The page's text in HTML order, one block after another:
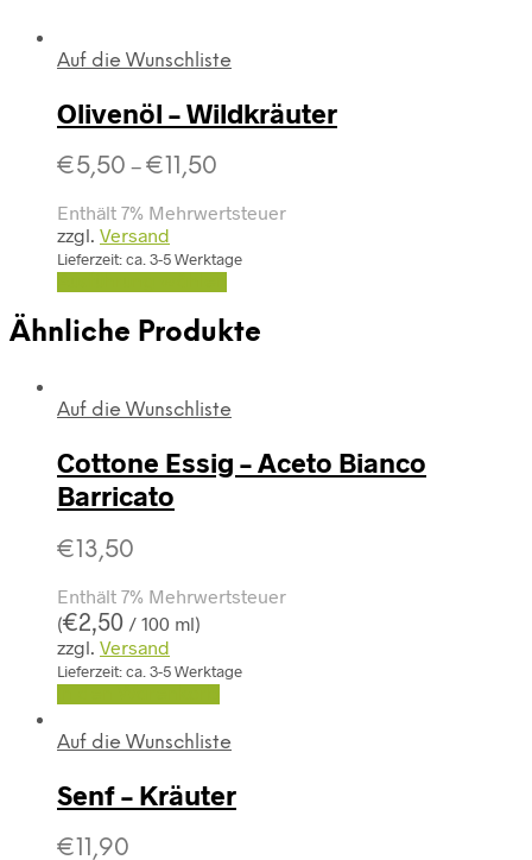
Auf die Wunschliste
Olivenöl – Wildkräuter
€5,50 – €11,50
Enthält 7% Mehrwertsteuer
zzgl. Versand
Lieferzeit: ca. 3-5 Werktage
Ähnliche Produkte
Auf die Wunschliste
Cottone Essig – Aceto Bianco
Barricato
€13,50
Enthält 7% Mehrwertsteuer
(€2,50 / 100 ml)
zzgl. Versand
Lieferzeit: ca. 3-5 Werktage
Auf die Wunschliste
Senf – Kräuter
€ 11,90